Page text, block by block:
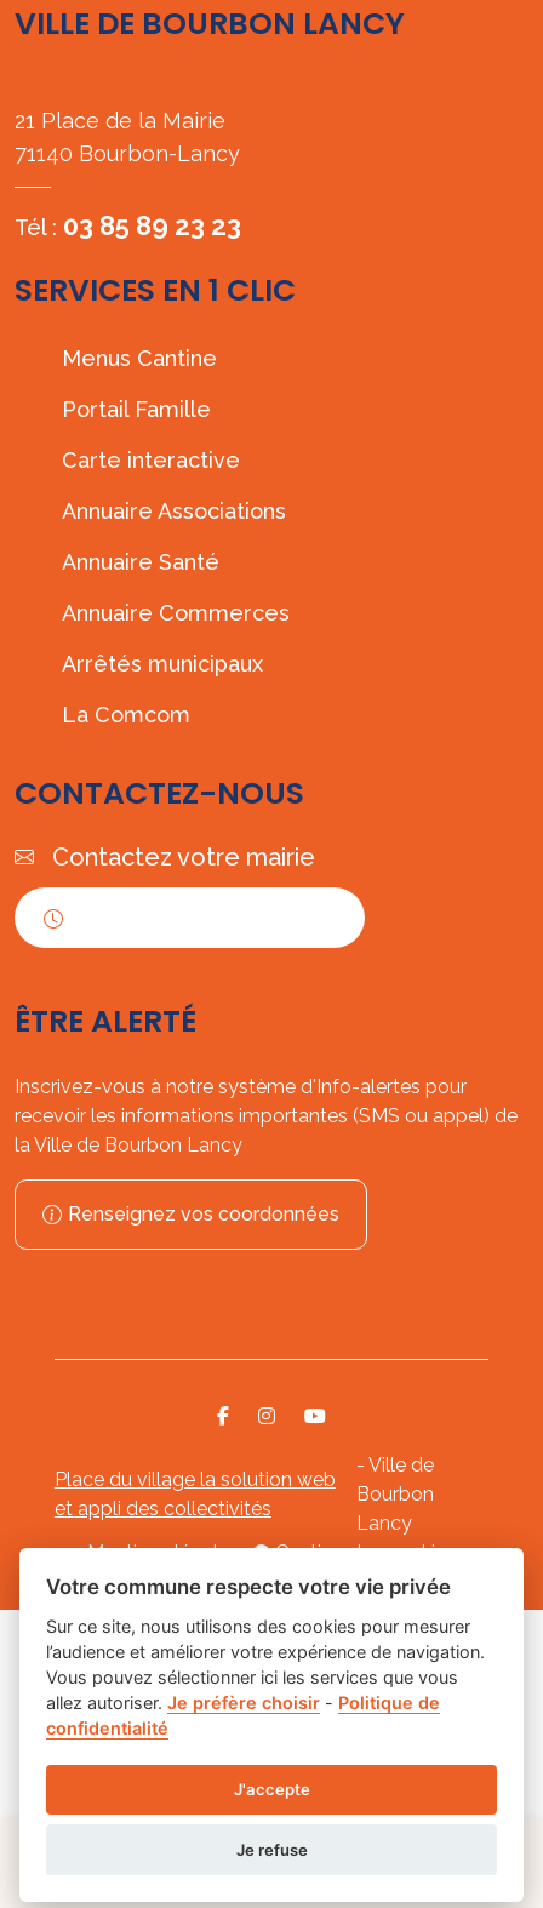
VILLE DE BOURBON LANCY
21 Place de la Mairie
71140 Bourbon-Lancy
Tél : 03 85 89 23 23
SERVICES EN 1 CLIC
Menus Cantine
Portail Famille
Carte interactive
Annuaire Associations
Annuaire Santé
Annuaire Commerces
Arrêtés municipaux
La Comcom
CONTACTEZ-NOUS
Contactez votre mairie
ÊTRE ALERTÉ
Inscrivez-vous à notre système d'Info-alertes pour
recevoir les informations importantes (SMS ou appel) de
la Ville de Bourbon Lancy
Renseignez vos coordonnées
Place du village la solution web
et appli des collectivités
- Ville de
Bourbon
Lancy
Mentions légales- Gestion des cookies
Les labels
Votre commune respecte votre vie privée
Sur ce site, nous utilisons des cookies pour mesurer
l’audience et améliorer votre expérience de navigation.
Vous pouvez sélectionner ici les services que vous
allez autoriser.Je préfère choisir - Politique de
confidentialité
J'accepte
Je refuse